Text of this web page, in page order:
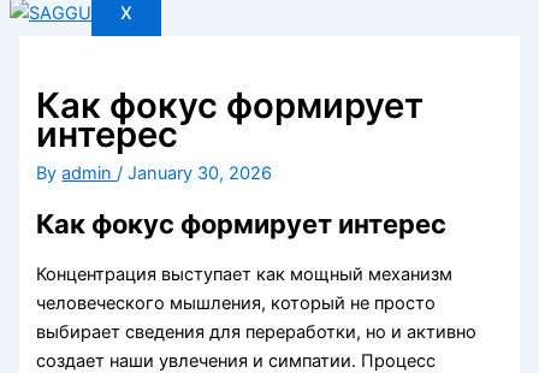
X
Как фокус формирует
интерес
Byadmin/January 30, 2026
Как фокус формирует интерес
Концентрация выступает как мощный механизм
человеческого мышления, который не просто
выбирает сведения для переработки, но и активно
создает наши увлечения и симпатии. Процесс